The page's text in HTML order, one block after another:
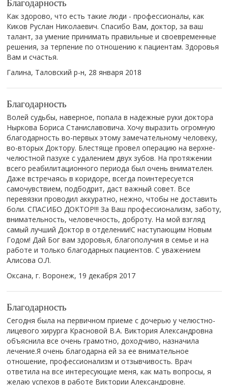
Как здорово, что есть такие люди - профессионалы, как
Киков Руслан Николаевич. Спасибо Вам, доктор, за ваш
талант, за умение принимать правильные и своевременные
решения, за терпение по отношению к пациентам. Здоровья
Вам и счастья.
Галина, Таловский р-н, 28 января 2018
Благодарность
Волей судьбы, наверное, попала в надежные руки доктора
Ныркова Бориса Станиславовича. Хочу выразить огромную
благодарность во-первых этому замечательному человеку,
во-вторых Доктору. Блестяще провел операцию на верхне-
челюстной пазухе с удалением двух зубов. На протяжении
всего реабилитационного периода был очень внимателен.
Даже встречаясь в коридоре, всегда поинтересуется
самочувствием, подбодрит, даст важный совет. Все
перевязки проводил аккуратно, нежно, чтобы не доставить
боли. СПАСИБО ДОКТОР!!! За Ваш профессионализм, заботу,
внимательность, человечность, доброту. На мой взгляд
самый лучший Доктор в отделении!С наступающим Новым
Годом! Дай Бог вам здоровья, благополучия в семье и на
работе и только благодарных пациентов. С уважением
Алисова О.Л.
Оксана, г. Воронеж, 19 декабря 2017
Благодарность
Сегодня была на первичном приеме с дочерью у челюстно-
лицевого хирурга Красновой В.А. Виктория Александровна
объяснила все очень грамотно, доходчиво, назначила
лечение.Я очень благодарна ей за ее внимательное
отношение, профессионализм и отзывчивость. Врач
ответила на все интересующие меня, как мать вопросы, я
желаю успехов в работе Виктории Александровне.